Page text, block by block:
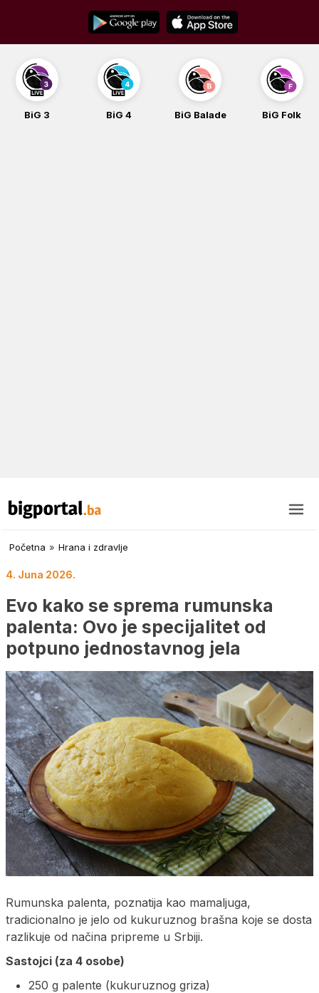
content
BiG 3 BiG 4 BiG Balade BiG Folk
Početna » Hrana i zdravlje
4. Juna 2026.
Evo kako se sprema rumunska
palenta: Ovo je specijalitet od
potpuno jednostavnog jela
Rumunska palenta, poznatija kao mamaljuga,
tradicionalno je jelo od kukuruznog brašna koje se dosta
razlikuje od načina pripreme u Srbiji.
Sastojci (za 4 osobe)
250 g palente (kukuruznog griza)